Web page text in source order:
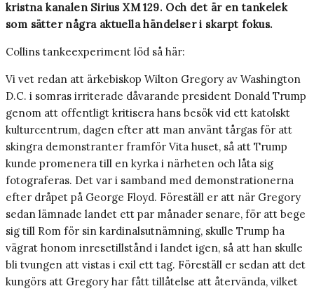
kristna kanalen Sirius XM 129. Och det är en tankelek
som sätter några aktuella händelser i skarpt fokus.
Collins tankeexperiment löd så här:
Vi vet redan att ärkebiskop Wilton Gregory av Washington
D.C. i somras irriterade dåvarande president Donald Trump
genom att offentligt kritisera hans besök vid ett katolskt
kulturcentrum, dagen efter att man använt tårgas för att
skingra demonstranter framför Vita huset, så att Trump
kunde promenera till en kyrka i närheten och låta sig
fotograferas. Det var i samband med demonstrationerna
efter dråpet på George Floyd. Föreställ er att när Gregory
sedan lämnade landet ett par månader senare, för att bege
sig till Rom för sin kardinalsutnämning, skulle Trump ha
vägrat honom inresetillstånd i landet igen, så att han skulle
bli tvungen att vistas i exil ett tag. Föreställ er sedan att det
kungörs att Gregory har fått tillåtelse att återvända, vilket